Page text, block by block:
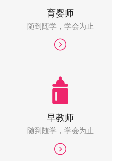
育婴师
随到随学，学会为止
早教师
随到随学，学会为止